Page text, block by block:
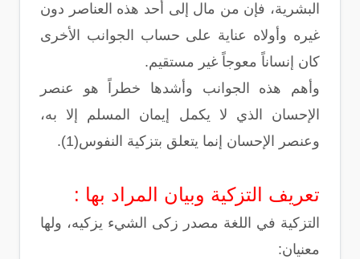
البشرية، فإن من مال إلى أحد هذه العناصر دون
غيره وأولاه عناية على حساب الجوانب الأخرى
كان إنساناً معوجاً غير مستقيم.
وأهم هذه الجوانب وأشدها خطراً هو عنصر
الإحسان الذي لا يكمل إيمان المسلم إلا به،
وعنصر الإحسان إنما يتعلق بتزكية النفوس(1).
تعريف التزكية وبيان المراد بها :
التزكية في اللغة مصدر زكى الشيء يزكيه، ولها
معنيان: